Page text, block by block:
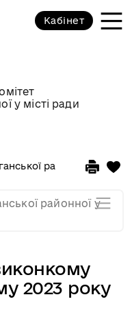
у місті ради
Кабінет
районної у місті
2023 року
районної у